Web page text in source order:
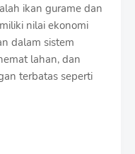
ikan gurame dan
nilai ekonomi
dalam sistem
lahan, dan
terbatas seperti